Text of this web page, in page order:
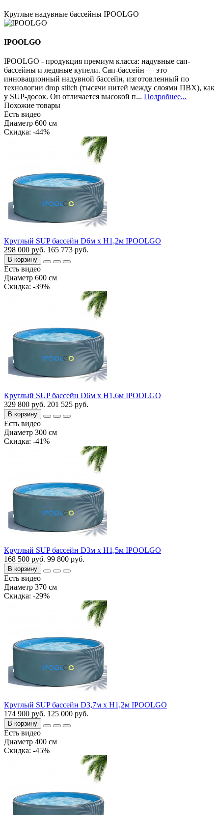
Круглые надувные бассейны IPOOLGO
IPOOLGO
IPOOLGO - продукция премиум класса: надувные сап-
бассейны и ледяные купели. Сап-бассейн — это
инновационный надувной бассейн, изготовленный по
технологии drop stitch (тысячи нитей между слоями ПВХ), как
у SUP-досок. Он отличается высокой п... Подробнее...
Похожие товары
Есть видео
Диаметр 600 см
Cкидка: -44%
Круглый SUP бассейн D6м х H1,2м IPOOLGO
298 000 руб. 165 773 руб.
В корзину
Есть видео
Диаметр 600 см
Cкидка: -39%
Круглый SUP бассейн D6м х H1,6м IPOOLGO
329 800 руб. 201 525 руб.
В корзину
Есть видео
Диаметр 300 см
Cкидка: -41%
Круглый SUP бассейн D3м х H1,5м IPOOLGO
168 500 руб. 99 800 руб.
В корзину
Есть видео
Диаметр 370 см
Cкидка: -29%
Круглый SUP бассейн D3,7м х H1,2м IPOOLGO
174 900 руб. 125 000 руб.
В корзину
Есть видео
Диаметр 400 см
Cкидка: -45%